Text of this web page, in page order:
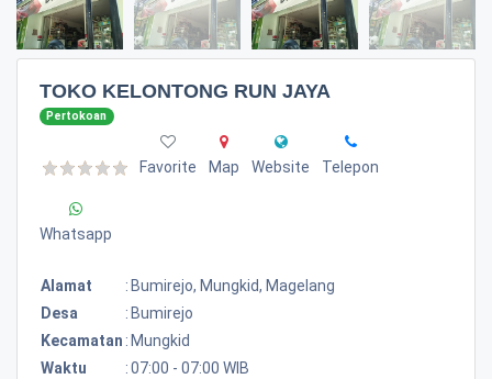
TOKO KELONTONG RUN JAYA
Pertokoan
Favorite Map Website Telepon
Whatsapp
Alamat : Bumirejo, Mungkid, Magelang
Desa
: Bumirejo
Kecamatan : Mungkid
Waktu
:07:00 - 07:00 WIB